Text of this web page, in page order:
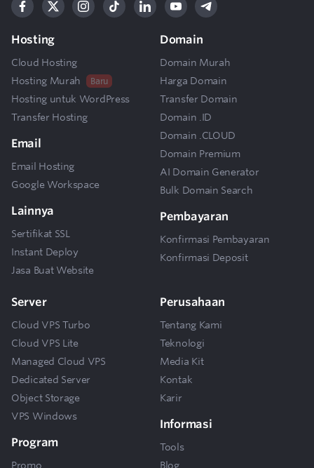
14
Apakah saya bisa mengurangi jumlah user
15
Apakah saya bisa melakukan downgrade
paket email hosting (Mailspace)?
Apakah saya bisa melakukan email
forwarding ke alamat email lain?
Hosting
Cloud Hosting
Hosting Murah
Baru
Hosting untuk WordPress
Transfer Hosting
Email
Email Hosting
Google Workspace
Lainnya
Sertifikat SSL
Instant Deploy
Jasa Buat Website
Domain
Domain Murah
Harga Domain
Transfer Domain
Domain .ID
Domain .CLOUD
Domain Premium
AI Domain Generator
Bulk Domain Search
Pembayaran
Konfirmasi Pembayaran
Konfirmasi Deposit
Server
Cloud VPS Turbo
Cloud VPS Lite
Managed Cloud VPS
Dedicated Server
Object Storage
VPS Windows
Program
Promo
Perusahaan
Tentang Kami
Teknologi
Media Kit
Kontak
Karir
Informasi
Tools
Blog